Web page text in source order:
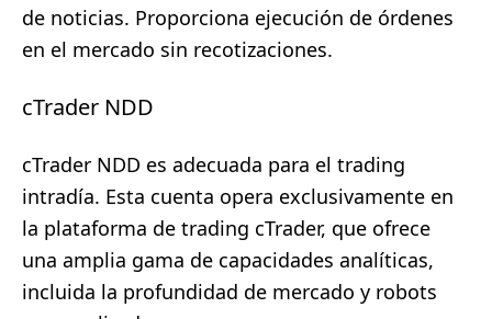
de noticias. Proporciona ejecución de órdenes
en el mercado sin recotizaciones.
cTrader NDD
cTrader NDD es adecuada para el trading
intradía. Esta cuenta opera exclusivamente en
la plataforma de trading cTrader, que ofrece
una amplia gama de capacidades analíticas,
incluida la profundidad de mercado y robots